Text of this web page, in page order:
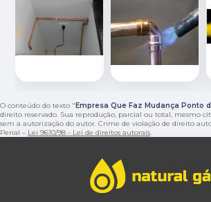
‹
O conteúdo do texto " Empresa Que Faz Mudança Ponto
direito reservado. Sua reprodução, parcial ou total, mesmo
sem a autorização do autor. Crime de violação de direito
Penal – Lei 9610/98 - Lei de direitos autorais.